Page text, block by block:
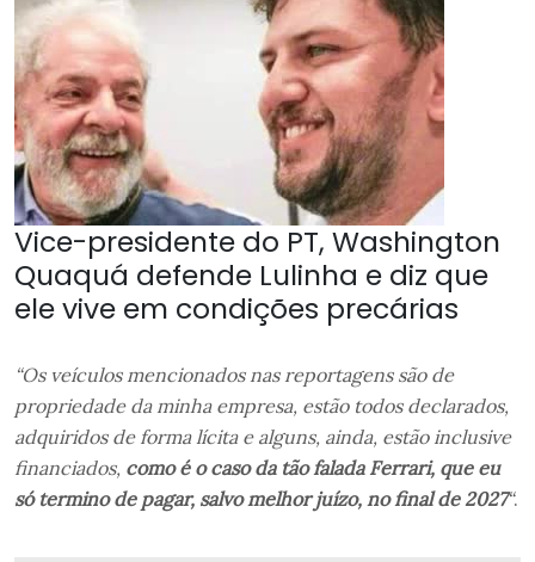
Vice-presidente do PT, Washington
Quaquá defende Lulinha e diz que
ele vive em condições precárias
“Os veículos mencionados nas reportagens são de
propriedade da minha empresa, estão todos declarados,
adquiridos de forma lícita e alguns, ainda, estão inclusive
financiados, como é o caso da tão falada Ferrari, que eu
só termino de pagar, salvo melhor juízo, no final de 2027“.